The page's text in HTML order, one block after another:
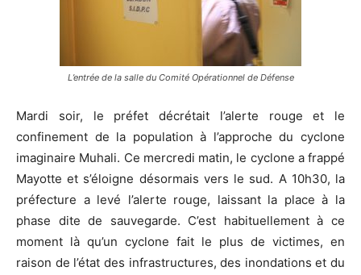
L’entrée de la salle du Comité Opérationnel de Défense
Mardi soir, le préfet décrétait l’alerte rouge et le
confinement de la population à l’approche du cyclone
imaginaire Muhali. Ce mercredi matin, le cyclone a frappé
Mayotte et s’éloigne désormais vers le sud. A 10h30, la
préfecture a levé l’alerte rouge, laissant la place à la
phase dite de sauvegarde. C’est habituellement à ce
moment là qu’un cyclone fait le plus de victimes, en
raison de l’état des infrastructures, des inondations et du